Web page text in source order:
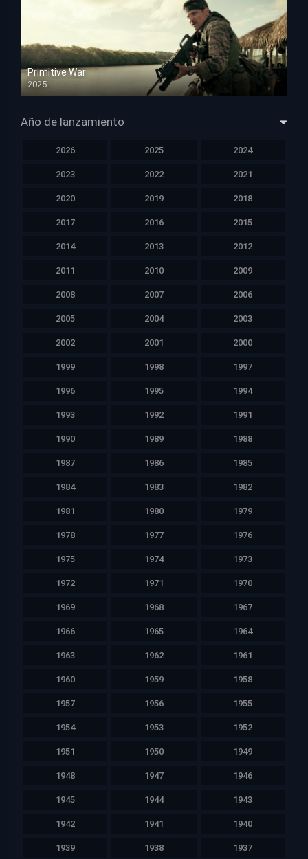
Primitive War
2025
HD 1080p
Año de lanzamiento
2026 2025 2024
2023 2022 2021
2020 2019 2018
2017 2016 2015
2014 2013 2012
2011 2010 2009
2008 2007 2006
2005 2004 2003
2002 2001 2000
1999 1998 1997
1996 1995 1994
1993 1992 1991
1990 1989 1988
1987 1986 1985
1984 1983 1982
1981 1980 1979
1978 1977 1976
1975 1974 1973
1972 1971 1970
1969 1968 1967
1966 1965 1964
1963 1962 1961
1960 1959 1958
1957 1956 1955
1954 1953 1952
1951 1950 1949
1948 1947 1946
1945 1944 1943
1942 1941 1940
1939 1938 1937